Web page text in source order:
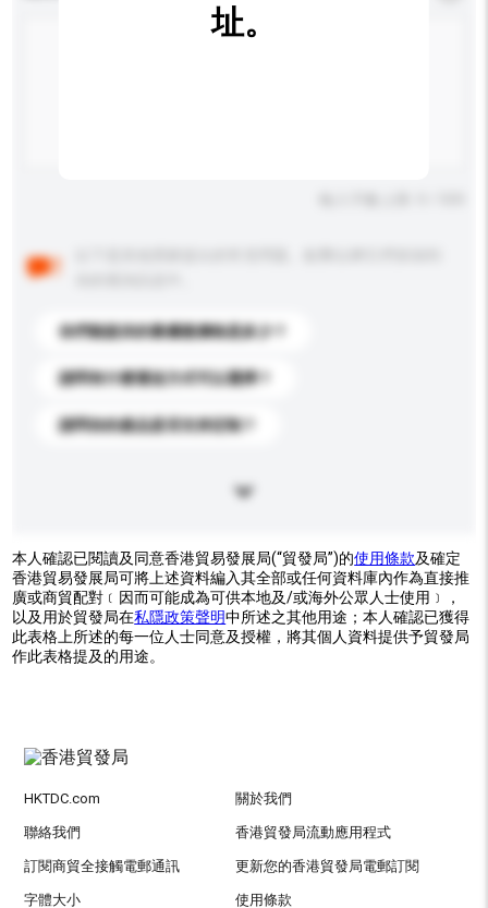
你們能提供的最優惠價格是多少？
請問有什麼運送方式可以選擇？
請問你的產品是否支持定制？
址。
本人確認已閱讀及同意香港貿易發展局(“貿發局”)的使用條款及確定
香港貿易發展局可將上述資料編入其全部或任何資料庫內作為直接推
廣或商貿配對﹝因而可能成為可供本地及/或海外公眾人士使用﹞，
以及用於貿發局在私隱政策聲明中所述之其他用途；本人確認已獲得
此表格上所述的每一位人士同意及授權，將其個人資料提供予貿發局
作此表格提及的用途。
HKTDC.com 關於我們
聯絡我們 香港貿發局流動應用程式
訂閱商貿全接觸電郵通訊 更新您的香港貿發局電郵訂閱
字體大小 使用條款